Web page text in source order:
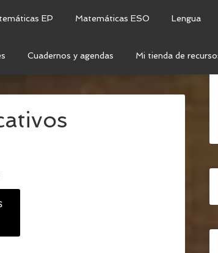
EP Matemáticas ESO Lengua
Cuadernos y agendas Mi tienda de
EJERCICIO ADJETIVOS